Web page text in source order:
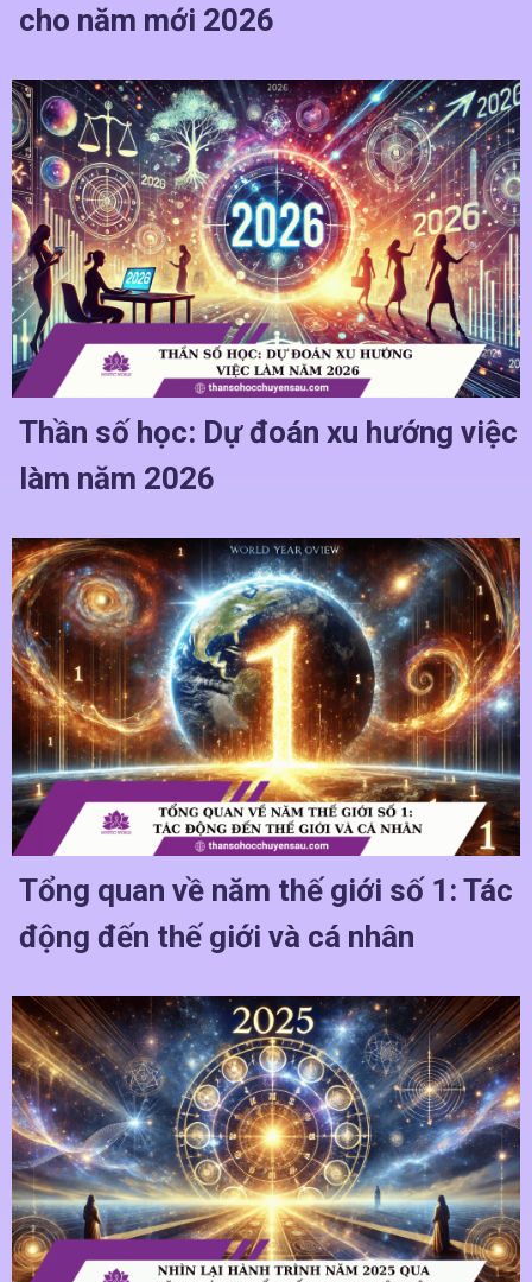
cho năm mới 2026
Thần số học: Dự đoán xu hướng việc
làm năm 2026
Tổng quan về năm thế giới số 1: Tác
động đến thế giới và cá nhân